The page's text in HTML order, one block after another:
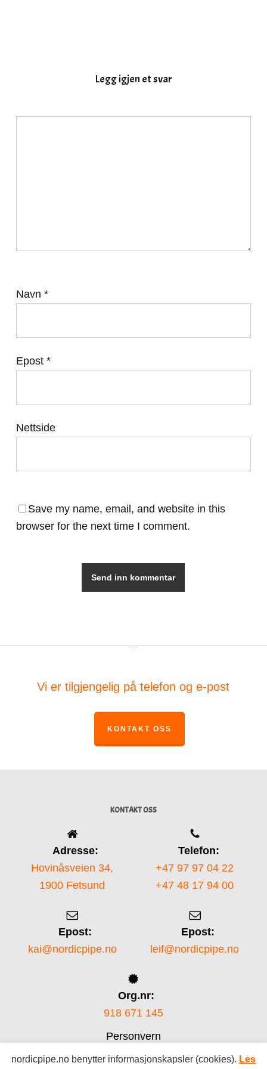
Legg igjen et svar
Navn *
Epost *
Nettside
Save my name, email, and website in this
browser for the next time I comment.
Vi er tilgjengelig på telefon og e-post
KONTAKT OSS
KONTAKT OSS
Adresse:
Hovinåsveien 34,
1900 Fetsund
Telefon:
+47 97 97 04 22
+47 48 17 94 00
Epost:
kai@nordicpipe.no
Epost:
leif@nordicpipe.no
Org.nr:
918 671 145
Personvern
nordicpipe.no benytter informasjonskapsler (cookies). Les